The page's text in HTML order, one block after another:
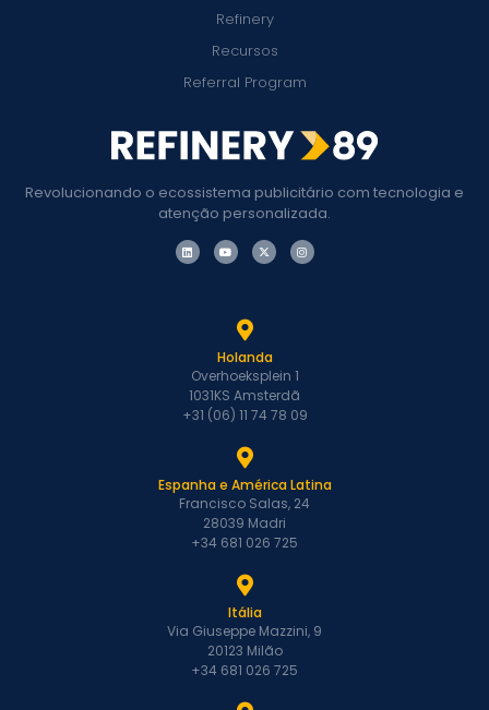
Revolucionando o ecossistema publicitário com tecnologia e
atenção personalizada.
Refinery
Recursos
Referral Program
Holanda
Overhoeksplein 1
1031KS Amsterdã
+31 (06) 11 74 78 09
Espanha e América Latina
Francisco Salas, 24
28039 Madri
+34 681 026 725
Itália
Via Giuseppe Mazzini, 9
20123 Milão
+34 681 026 725